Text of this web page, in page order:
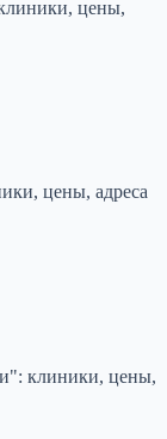
цены,
цены, адреса
клиники, цены,